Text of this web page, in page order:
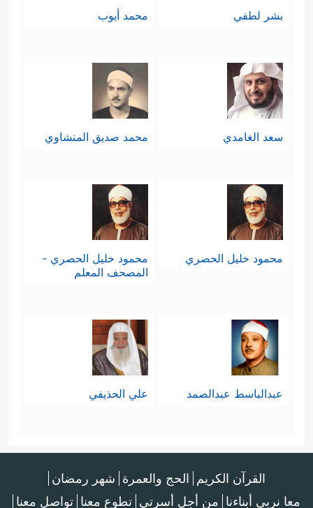
بشر لطفي محمد أيوب
سعد الغامدي محمد صديق المنشاوي
محمود خليل الحصري
محمود خليل الحصري -
المصحف المعلم
عبدالباسط عبدالصمد علي الحذيفي
القرآن الكريم الحج والعمرة شهر رمضان
معا نربي أبناءنا من أجل أسرتي تطوع معنا تواصل معنا